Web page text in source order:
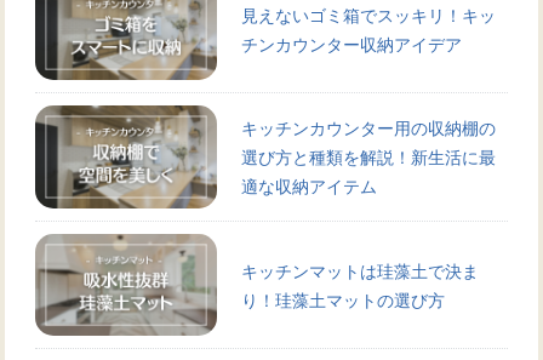
見えないゴミ箱でスッキリ！キッ
チンカウンター収納アイデア
キッチンカウンター用の収納棚の
選び方と種類を解説！新生活に最
適な収納アイテム
キッチンマットは珪藻土で決ま
り！珪藻土マットの選び方